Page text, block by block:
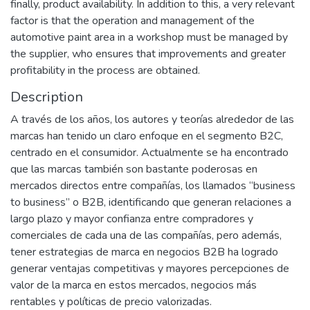
finally, product availability. In addition to this, a very relevant
factor is that the operation and management of the
automotive paint area in a workshop must be managed by
the supplier, who ensures that improvements and greater
profitability in the process are obtained.
Description
A través de los años, los autores y teorías alrededor de las
marcas han tenido un claro enfoque en el segmento B2C,
centrado en el consumidor. Actualmente se ha encontrado
que las marcas también son bastante poderosas en
mercados directos entre compañías, los llamados “business
to business” o B2B, identificando que generan relaciones a
largo plazo y mayor confianza entre compradores y
comerciales de cada una de las compañías, pero además,
tener estrategias de marca en negocios B2B ha logrado
generar ventajas competitivas y mayores percepciones de
valor de la marca en estos mercados, negocios más
rentables y políticas de precio valorizadas.